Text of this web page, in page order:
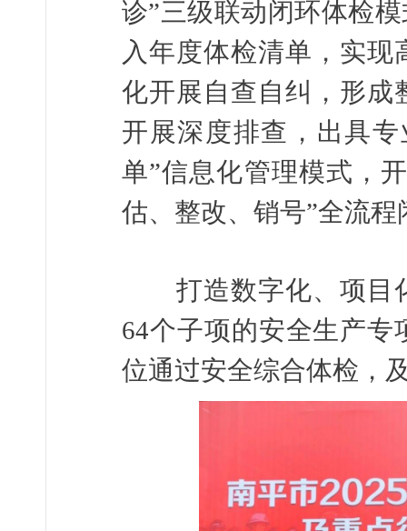
诊”三级联动闭环体检
入年度体检清单，实
化开展自查自纠，形成
开展深度排查，出具
单”信息化管理模式，
估、整改、销号”全流程
打造数字化、项目化
64个子项的安全生产专
位通过安全综合体检，